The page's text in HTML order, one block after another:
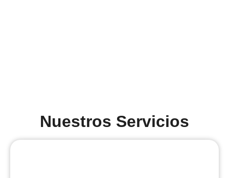
Nuestros Servicios